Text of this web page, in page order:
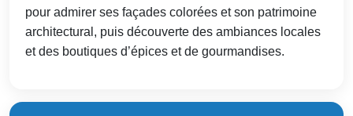
pour admirer ses façades colorées et son patrimoine
architectural, puis découverte des ambiances locales
et des boutiques d’épices et de gourmandises.